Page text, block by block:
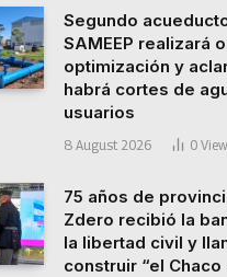
Segundo
SAMEEP realizará
optimización y
habrá cortes de
usuarios
8 August 2026 0
75 años de
Zdero recibió la
la libertad civil y
construir “el Chaco